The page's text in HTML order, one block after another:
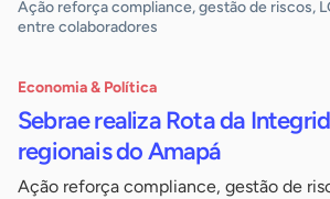
Ação reforça compliance, gestão de riscos,
entre colaboradores
Economia & Política
Sebrae realiza Rota da
regionais do Amapá
Ação reforça compliance, gestão de